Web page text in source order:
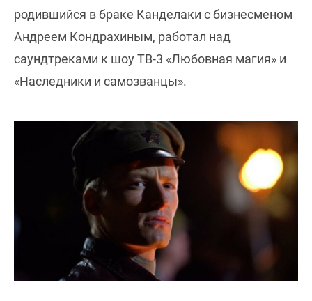
родившийся в браке Канделаки с бизнесменом
Андреем Кондрахиным, работал над
саундтреками к шоу ТВ-3 «Любовная магия» и
«Наследники и самозванцы».